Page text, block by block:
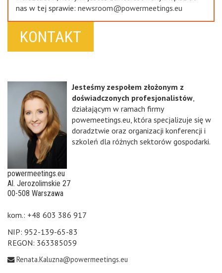
nas w tej sprawie: newsroom@powermeetings.eu
KONTAKT
Jesteśmy zespołem złożonym z
doświadczonych profesjonalistów,
działającym w ramach firmy
powemeetings.eu, która specjalizuje się w
doradztwie oraz organizacji konferencji i
szkoleń dla różnych sektorów gospodarki.
powermeetings.eu
Al. Jerozolimskie 27
00-508 Warszawa
kom.: +48 603 386 917
NIP: 952-139-65-83
REGON: 363385059
Renata.Kaluzna@powermeetings.eu